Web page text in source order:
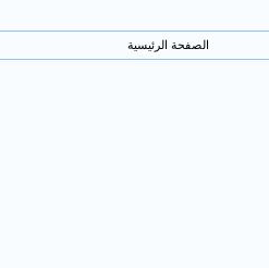
الصفحة الرئيسية